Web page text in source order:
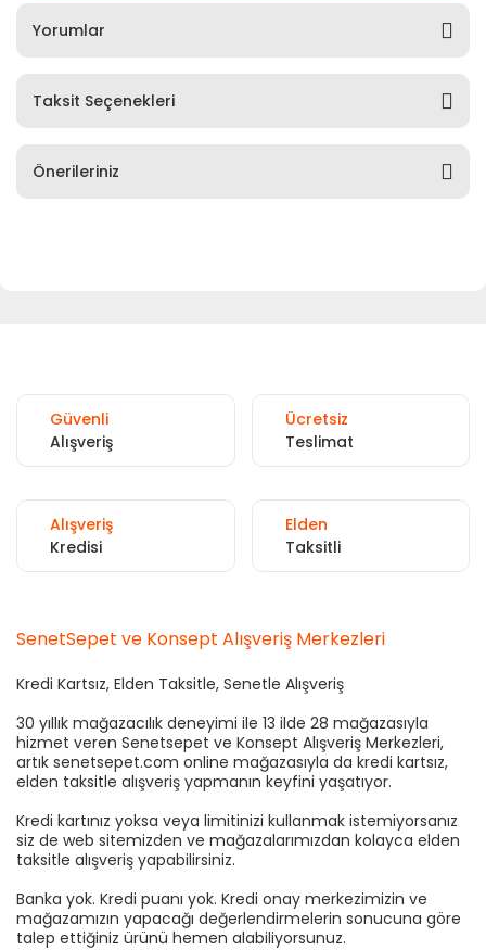
Yorumlar
Taksit Seçenekleri
Önerileriniz
Güvenli
Alışveriş
Ücretsiz
Teslimat
Alışveriş
Kredisi
Elden
Taksitli
SenetSepet ve Konsept Alışveriş Merkezleri
Kredi Kartsız, Elden Taksitle, Senetle Alışveriş
30 yıllık mağazacılık deneyimi ile 13 ilde 28 mağazasıyla
hizmet veren Senetsepet ve Konsept Alışveriş Merkezleri,
artık senetsepet.com online mağazasıyla da kredi kartsız,
elden taksitle alışveriş yapmanın keyfini yaşatıyor.
Kredi kartınız yoksa veya limitinizi kullanmak istemiyorsanız
siz de web sitemizden ve mağazalarımızdan kolayca elden
taksitle alışveriş yapabilirsiniz.
Banka yok. Kredi puanı yok. Kredi onay merkezimizin ve
mağazamızın yapacağı değerlendirmelerin sonucuna göre
talep ettiğiniz ürünü hemen alabiliyorsunuz.